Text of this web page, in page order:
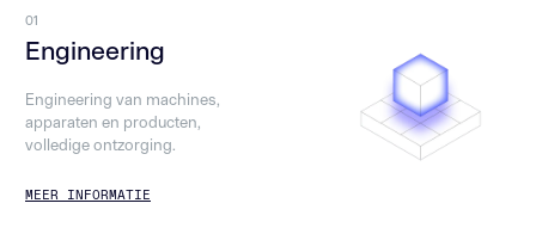
01
Engineering
Engineering van machines,
apparaten en producten,
volledige ontzorging.
MEER INFORMATIE